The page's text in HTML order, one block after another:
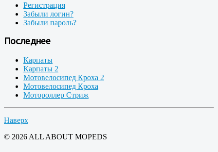
Регистрация
Забыли логин?
Забыли пароль?
Последнее
Карпаты
Карпаты 2
Мотовелосипед Кроха 2
Мотовелосипед Кроха
Мотороллер Стриж
Наверх
© 2026 ALL ABOUT MOPEDS